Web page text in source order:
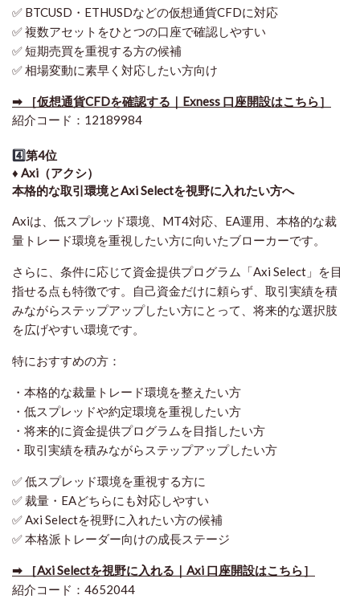
✅ BTCUSD・ETHUSDなどの仮想通貨CFDに対応
✅ 複数アセットをひとつの口座で確認しやすい
✅ 短期売買を重視する方の候補
✅ 相場変動に素早く対応したい方向け
➡ ［仮想通貨CFDを確認する｜Exness 口座開設はこちら］
紹介コード：12189984
4️⃣第4位
♦️ Axi（アクシ）
本格的な取引環境とAxi Selectを視野に入れたい方へ
Axiは、低スプレッド環境、MT4対応、EA運用、本格的な裁
量トレード環境を重視したい方に向いたブローカーです。
さらに、条件に応じて資金提供プログラム「Axi Select」を目
指せる点も特徴です。自己資金だけに頼らず、取引実績を積
みながらステップアップしたい方にとって、将来的な選択肢
を広げやすい環境です。
特におすすめの方：
・本格的な裁量トレード環境を整えたい方
・低スプレッドや約定環境を重視したい方
・将来的に資金提供プログラムを目指したい方
・取引実績を積みながらステップアップしたい方
✅ 低スプレッド環境を重視する方に
✅ 裁量・EAどちらにも対応しやすい
✅ Axi Selectを視野に入れたい方の候補
✅ 本格派トレーダー向けの成長ステージ
➡ ［Axi Selectを視野に入れる｜Axi 口座開設はこちら］
紹介コード：4652044